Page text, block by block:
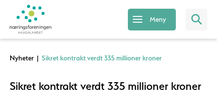
Meny
Nyheter | Sikret kontrakt verdt 335 millioner kroner
Sikret kontrakt verdt 335 millioner kroner